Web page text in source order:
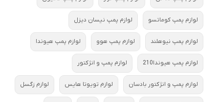
لوازم پمپ کوماتسو لوازم پمپ نیسان دیزل
لوازم پمپ نیوهلند لوازم پمپ هوو لوازم پمپ هیوندا
لوازم پمپ هیوندا210 لوازم پمپ و انژکتور
لوازم پمپ و انژکتور بادسان لوازم تویوتا هایس لوازم زگسل